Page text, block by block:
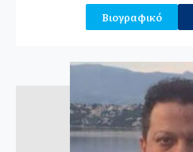
Βιογραφικό